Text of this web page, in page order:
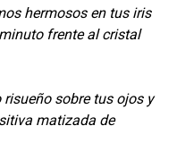
hermosos en tus iris
frente al cristal
sobre tus ojos y
matizada de